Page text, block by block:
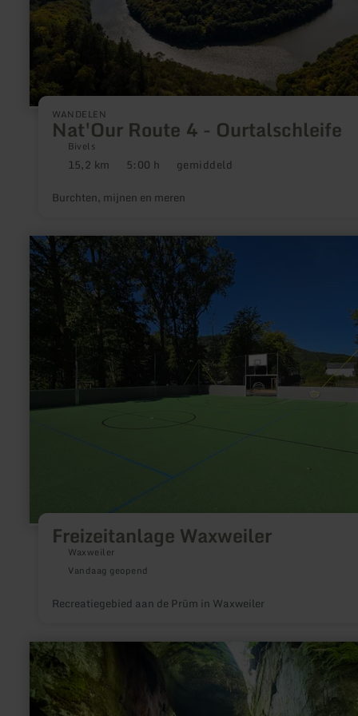
WANDELEN
Nat'Our Route 4 - Ourtalschleife
Bivels
Afstand:
15,2 km Duur:5:00 h Moeilijkheidsgraad:
gemiddeld
Burchten, mijnen en meren
Freizeitanlage Waxweiler
Waxweiler
Vandaag geopend
Recreatiegebied aan de Prüm in Waxweiler
meer
informatie
over:
Freizeitanlage
Waxweiler
meer
informatie
over:
Felsenweg
6